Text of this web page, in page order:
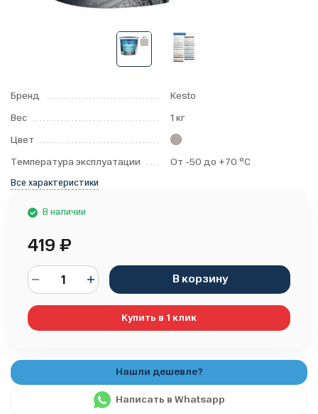
Бренд
Kesto
Вес
1 кг
Цвет
Температура эксплуатации
От -50 до +70 °С
Все характеристики
В наличии
419 ₽
В корзину
Купить в 1 клик
Написать в Whatsapp